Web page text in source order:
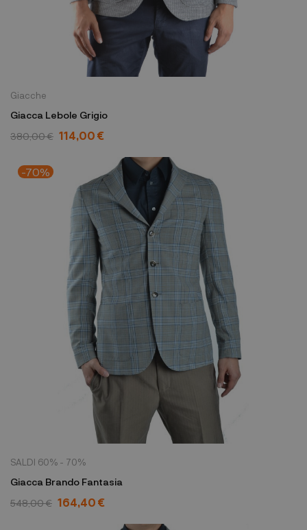
Giacche
Giacca Lebole Grigio
380,00 € 114,00 €
-70%
SALDI 60% - 70%
Giacca Brando Fantasia
548,00 € 164,40 €